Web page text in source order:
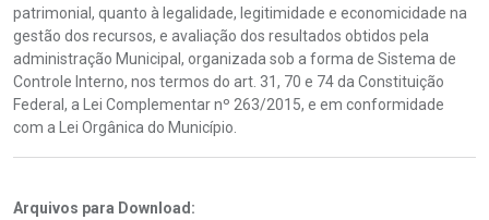
patrimonial, quanto à legalidade, legitimidade e economicidade na
gestão dos recursos, e avaliação dos resultados obtidos pela
administração Municipal, organizada sob a forma de Sistema de
Controle Interno, nos termos do art. 31, 70 e 74 da Constituição
Federal, a Lei Complementar nº 263/2015, e em conformidade
com a Lei Orgânica do Município.
Arquivos para Download: